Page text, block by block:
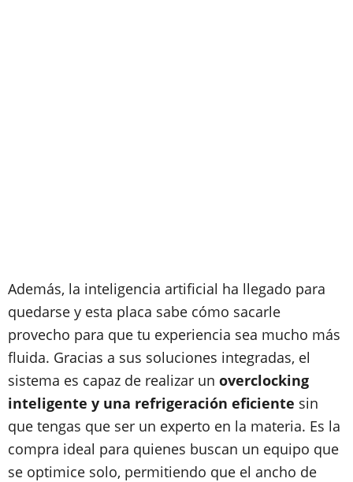
Además, la inteligencia artificial ha llegado para
quedarse y esta placa sabe cómo sacarle
provecho para que tu experiencia sea mucho más
fluida. Gracias a sus soluciones integradas, el
sistema es capaz de realizar un overclocking
inteligente y una refrigeración eficiente sin
que tengas que ser un experto en la materia. Es la
compra ideal para quienes buscan un equipo que
se optimice solo, permitiendo que el ancho de